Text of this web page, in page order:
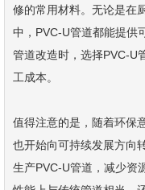
修的常用材料。无论是在
中，PVC-U管道都能提供
管道改造时，选择PVC-U
工成本。
值得注意的是，随着环保
也开始向可持续发展方向
生产PVC-U管道，减少资